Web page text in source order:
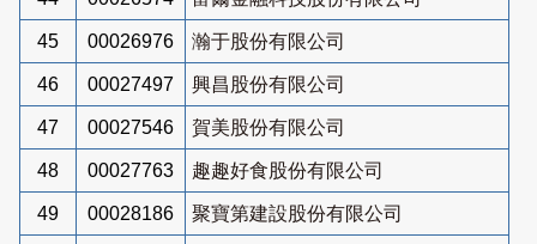
45 00026976 瀚于股份有限公司
46 00027497 興昌股份有限公司
47 00027546 賀美股份有限公司
48 00027763 趣趣好食股份有限公司
49 00028186 聚寶第建設股份有限公司